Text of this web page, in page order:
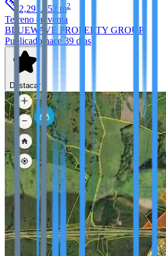
2,291.452 m2
Terreno en venta
BLUEWAVE PROPERTY GROUP
Publicado hace 39 días
Destacar